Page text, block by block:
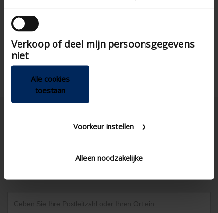
andere informatie die u aan ze heeft verstrekt of
die ze hebben verzameld op basis van uw gebruik
van hun services.
Verkoop of deel mijn persoonsgegevens
niet
Alle cookies
toestaan
Voorkeur instellen
Alleen noodzakelijke